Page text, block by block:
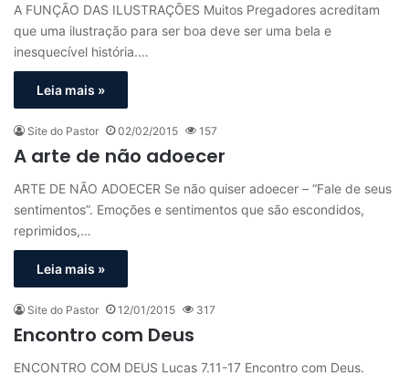
A FUNÇÃO DAS ILUSTRAÇÕES Muitos Pregadores acreditam
que uma ilustração para ser boa deve ser uma bela e
inesquecível história.…
Leia mais »
Site do Pastor 02/02/2015 157
A arte de não adoecer
ARTE DE NÃO ADOECER Se não quiser adoecer – “Fale de seus
sentimentos”. Emoções e sentimentos que são escondidos,
reprimidos,…
Leia mais »
Site do Pastor 12/01/2015 317
Encontro com Deus
ENCONTRO COM DEUS Lucas 7.11-17 Encontro com Deus.